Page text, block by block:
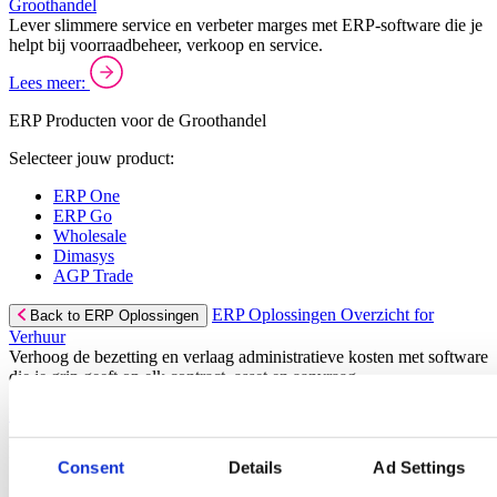
Consent Details Ad Settings
Groothandel
Lever slimmere service en verbeter marges met ERP-software die je
helpt bij voorraadbeheer, verkoop en service.
Lees meer:
ERP Producten voor de Groothandel
Selecteer jouw product:
ERP One
ERP Go
Wholesale
Dimasys
AGP Trade
Back to ERP Oplossingen
ERP Oplossingen Overzicht for
Verhuur
Verhoog de bezetting en verlaag administratieve kosten met software
die je grip geeft op elk contract, asset en aanvraag.